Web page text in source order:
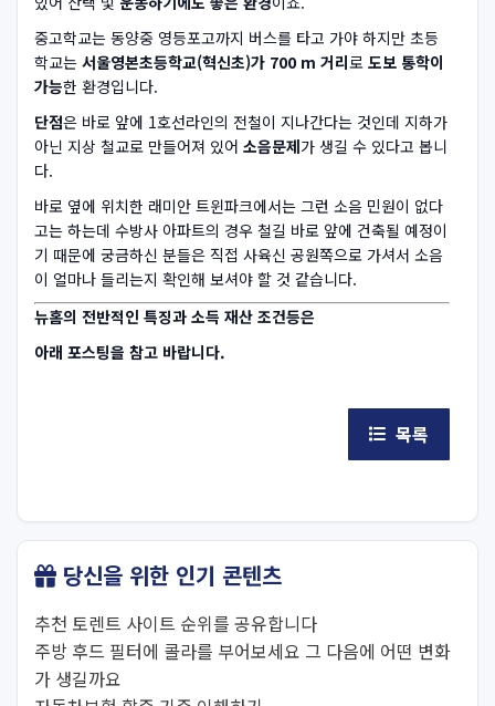
중고학교는 동양중 영등포고까지 버스를 타고 가야 하지만 초등
학교는 서울영본초등학교(혁신초)가 700 m 거리로 도보 통학이
가능한 환경입니다.
단점은 바로 앞에 1호선라인의 전철이 지나간다는 것인데 지하가
아닌 지상 철교로 만들어져 있어 소음문제가 생길 수 있다고 봅니
다.
바로 옆에 위치한 래미안 트윈파크에서는 그런 소음 민원이 없다
고는 하는데 수방사 아파트의 경우 철길 바로 앞에 건축될 예정이
기 때문에 궁금하신 분들은 직접 사육신 공원쪽으로 가셔서 소음
이 얼마나 들리는지 확인해 보셔야 할 것 같습니다.
뉴홈의 전반적인 특징과 소득 재산 조건등은
아래 포스팅을 참고 바랍니다.
목록
당신을 위한 인기 콘텐츠
추천 토렌트 사이트 순위를 공유합니다
주방 후드 필터에 콜라를 부어보세요 그 다음에 어떤 변화
가 생길까요